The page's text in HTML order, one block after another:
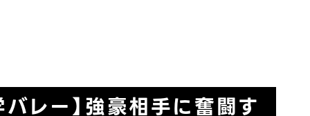
バレー】強豪相手に奮闘す